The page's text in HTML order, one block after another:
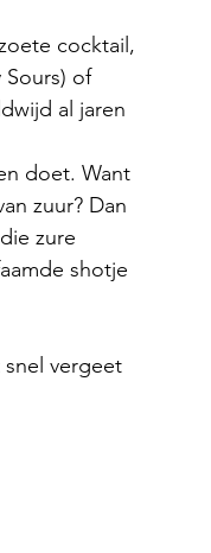
cocktail,
Sours) of
al jaren
doet. Want
zuur? Dan
zure
shotje
vergeet